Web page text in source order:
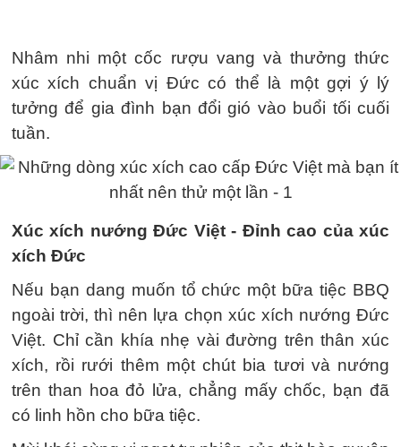
Nhâm nhi một cốc rượu vang và thưởng thức
xúc xích chuẩn vị Đức có thể là một gợi ý lý
tưởng để gia đình bạn đổi gió vào buổi tối cuối
tuần.
Xúc xích nướng Đức Việt - Đỉnh cao của xúc
xích Đức
Nếu bạn dang muốn tổ chức một bữa tiệc BBQ
ngoài trời, thì nên lựa chọn xúc xích nướng Đức
Việt. Chỉ cần khía nhẹ vài đường trên thân xúc
xích, rồi rưới thêm một chút bia tươi và nướng
trên than hoa đỏ lửa, chẳng mấy chốc, bạn đã
có linh hồn cho bữa tiệc.